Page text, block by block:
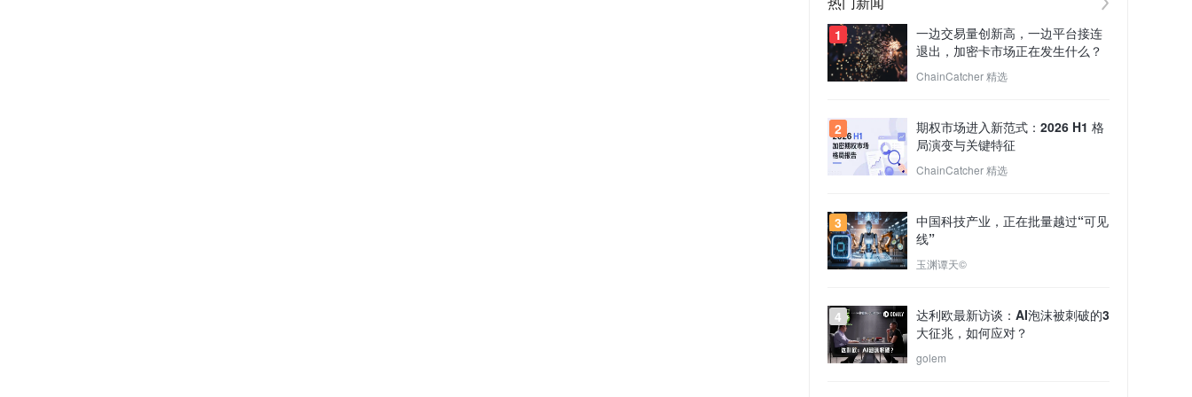
1
一边交易量创新高，一边平台接连
退出，加密卡市场正在发生什么？
ChainCatcher 精选
2
期权市场进入新范式：2026 H1 格
局演变与关键特征
ChainCatcher 精选
3
中国科技产业，正在批量越过“可见
线”
玉渊谭天©
4
达利欧最新访谈：AI泡沫被刺破的3
大征兆，如何应对？
golem